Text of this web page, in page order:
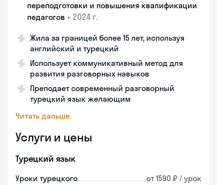
переподготовки и повышения квалификации
педагогов • 2024 г.
Жила за границей более 15 лет, используя
английский и турецкий
Использует коммуникативный метод для
развития разговорных навыков
Преподает современный разговорный
турецкий язык желающим
Читать дальше
Услуги и цены
Турецкий язык
Уроки турецкого от 1590 ₽ / урок